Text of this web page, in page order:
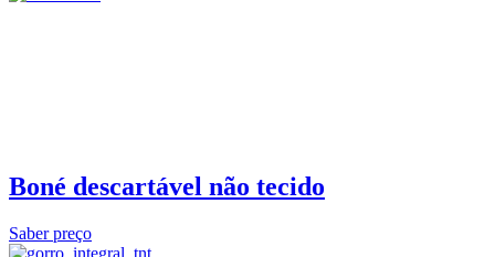
Boné descartável não tecido
Saber preço